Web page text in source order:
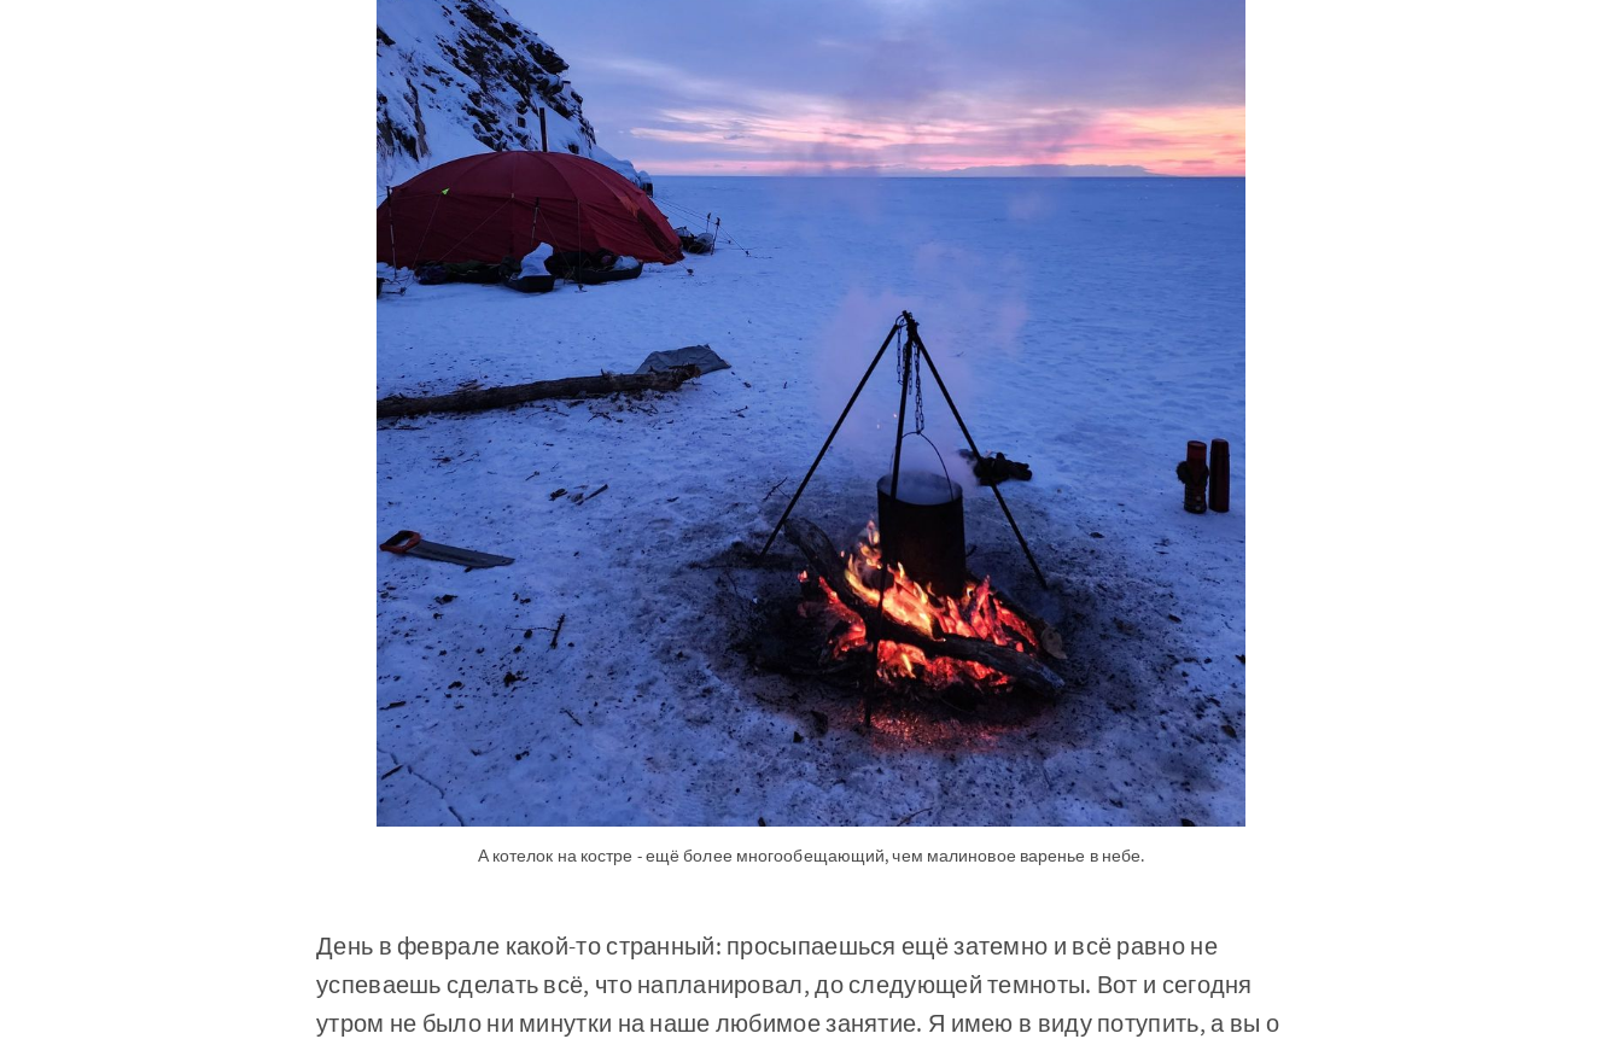
А котелок на костре - ещё более многообещающий, чем малиновое варенье в небе.
День в феврале какой-то странный: просыпаешься ещё затемно и всё равно не
успеваешь сделать всё, что напланировал, до следующей темноты. Вот и сегодня
утром не было ни минутки на наше любимое занятие. Я имею в виду потупить, а вы о